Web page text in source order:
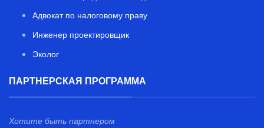
Адвокат по налоговому праву
Инженер проектировщик
Эколог
ПАРТНЕРСКАЯ ПРОГРАММА
Хотите быть партнером